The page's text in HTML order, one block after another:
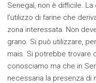
Senegal, non è difficile.
l’utilizzo di farine che
zona interessata. Non
grano. Si può utilizzare,
mais. Si potrebbe trovare
conosciamo ma che in
necessaria la presenza di